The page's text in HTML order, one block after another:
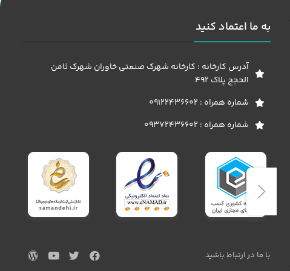
به ما اعتماد کنید
آدرس کارخانه : کارخانه شهرک صنعتی خاوران شهرک ثامن
الحجج پلاک 492
شماره همراه : 09122436602
شماره همراه : 09372436602
با ما در ارتباط باشید